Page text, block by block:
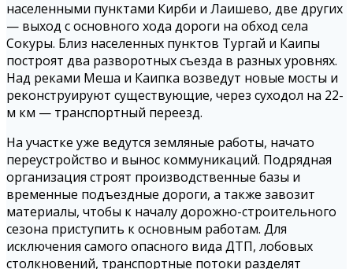
населенными пунктами Кирби и Лаишево, две других
— выход с основного хода дороги на обход села
Сокуры. Близ населенных пунктов Тургай и Каипы
построят два разворотных съезда в разных уровнях.
Над реками Меша и Каипка возведут новые мосты и
реконструируют существующие, через суходол на 22-
м км — транспортный переезд.
На участке уже ведутся земляные работы, начато
переустройство и вынос коммуникаций. Подрядная
организация строят производственные базы и
временные подъездные дороги, а также завозит
материалы, чтобы к началу дорожно-строительного
сезона приступить к основным работам. Для
исключения самого опасного вида ДТП, лобовых
столкновений, транспортные потоки разделят